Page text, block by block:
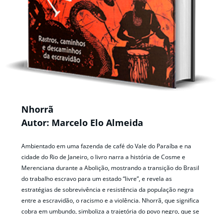
Nhorrã
Autor: Marcelo Elo Almeida
Ambientado em uma fazenda de café do Vale do Paraíba e na
cidade do Rio de Janeiro, o livro narra a história de Cosme e
Merenciana durante a Abolição, mostrando a transição do Brasil
do trabalho escravo para um estado “livre”, e revela as
estratégias de sobrevivência e resistência da população negra
entre a escravidão, o racismo e a violência. Nhorrã, que significa
cobra em umbundo, simboliza a trajetória do povo negro, que se